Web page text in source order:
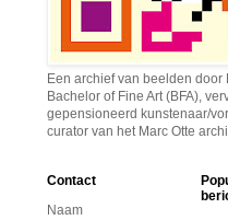
Een archief van beelden door
Bachelor of Fine Art (BFA),
gepensioneerd kunstenaar/
curator van het Marc Otte
Contact
Naam